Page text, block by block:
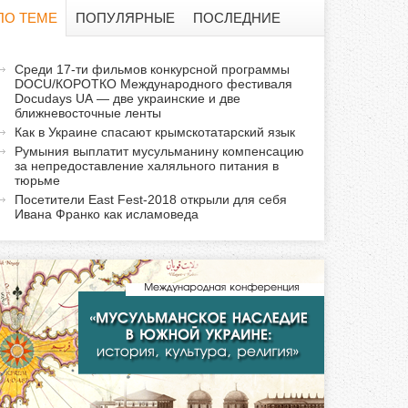
и
с
к
а
ТЕМЕ ПОПУЛЯРНЫЕ ПОСЛЕДНИЕ
Среди 17-ти фильмов конкурсной программы
DOCU/КОРОТКО Международного фестиваля
Docudays UA — две украинские и две
ближневосточные ленты
Как в Украине спасают крымскотатарский язык
Румыния выплатит мусульманину компенсацию
за непредоставление халяльного питания в
тюрьме
Посетители East Fest-2018 открыли для себя
Ивана Франко как исламоведа